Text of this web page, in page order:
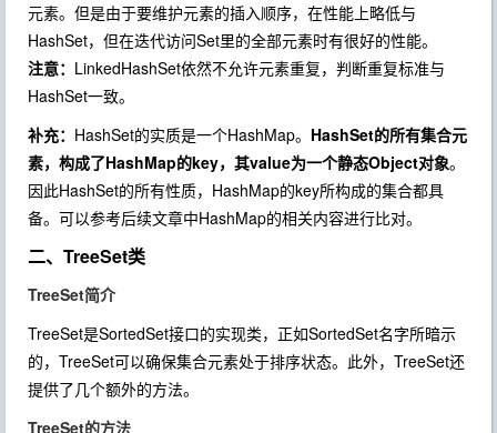
元素。但是由于要维护元素的插入顺序，在性能上略低与
HashSet，但在迭代访问Set里的全部元素时有很好的性能。
注意： LinkedHashSet依然不允许元素重复，判断重复标准与
HashSet一致。
补充： HashSet的实质是一个HashMap。 HashSet的所有集合元
素，构成了HashMap的key，其value为一个静态Object对象。
因此HashSet的所有性质，HashMap的key所构成的集合都具
备。可以参考后续文章中HashMap的相关内容进行比对。
二、TreeSet类
TreeSet简介
TreeSet是SortedSet接口的实现类，正如SortedSet名字所暗示
的，TreeSet可以确保集合元素处于排序状态。此外，TreeSet还
提供了几个额外的方法。
TreeSet的方法